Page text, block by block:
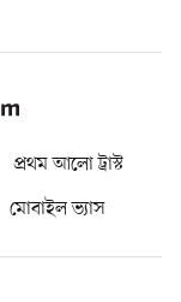
প্রথম আলো ট্রাস্ট
মোবাইল ভ্যাস